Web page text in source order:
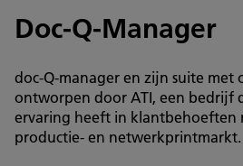
Doc-Q-Manager
doc-Q-manager en zijn suite met
ontworpen door ATI, een bedrijf
ervaring heeft in klantbehoeften
productie- en netwerkprintmarkt.